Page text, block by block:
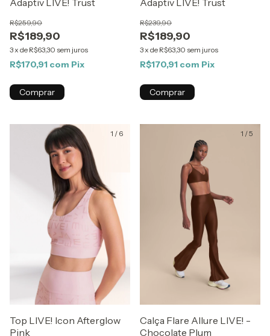
Adaptiv LIVE! Trust
R$189,90
R$259,90
3x de R$63,30 sem juros
R$170,91 com Pix
Comprar
Adaptiv LIVE! Trust
R$189,90
R$239,90
3x de R$63,30 sem juros
R$170,91 com Pix
Comprar
1 / 6
Top LIVE! Icon Afterglow
Pink
1 /5
Calça Flare Allure LIVE! -
Chocolate Plum